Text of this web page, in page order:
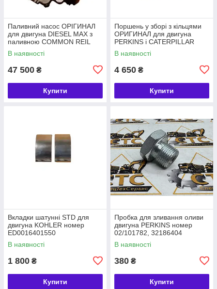
Паливний насос ОРІГИНАЛ
для двигуна DIESEL MAX з
паливною COMMON REIL
номер 320/06620, 28568252
В наявності
47 500 ₴
Купити
Поршень у зборі з кільцями
ОРИГИНАЛ для двигуна
PERKINS і CATERPILLAR
номер 4115P015, 225-5437
В наявності
4 650 ₴
Купити
Вкладки шатунні STD для
двигуна KOHLER номер
ED0016401550
В наявності
1 800 ₴
Купити
Пробка для зливання оливи
двигуна PERKINS номер
02/101782, 32186404
В наявності
380 ₴
Купити